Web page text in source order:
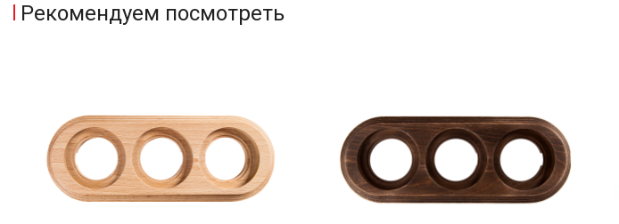
Рекомендуем посмотреть